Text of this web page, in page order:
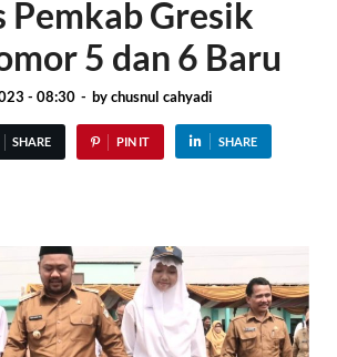
Gresik
5 dan 6 Baru
- 08:30 - bychusnul cahyadi
SHARE PIN IT SHARE